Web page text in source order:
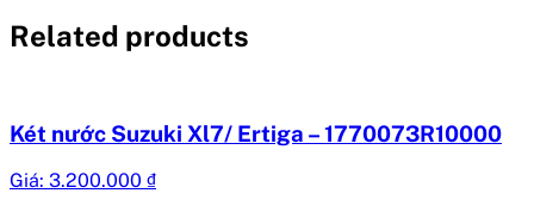
Related products
Két nước Suzuki Xl7/ Ertiga – 1770073R10000
Giá: 3.200.000 ₫